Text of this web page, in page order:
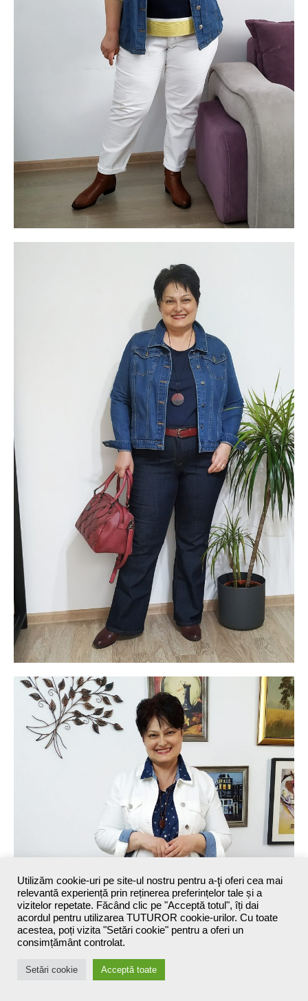
Utilizăm cookie-uri pe site-ul nostru pentru a-ţi oferi cea mai
relevantă experiență prin reținerea preferințelor tale și a
vizitelor repetate. Făcând clic pe "Acceptă totul", îți dai
acordul pentru utilizarea TUTUROR cookie-urilor. Cu toate
acestea, poți vizita "Setări cookie" pentru a oferi un
consimțământ controlat.
Setări cookie Acceptă toate